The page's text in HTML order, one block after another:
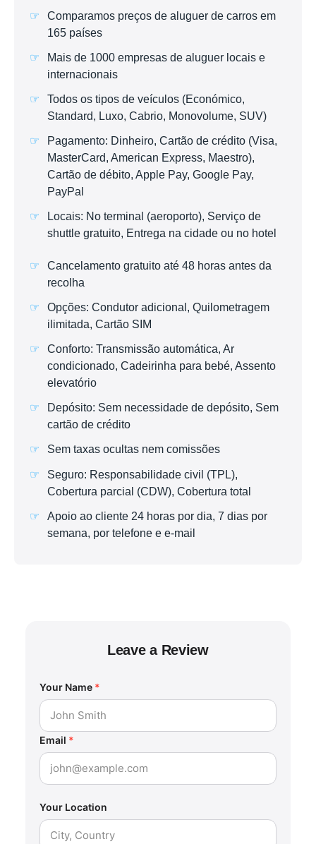
Comparamos preços de aluguer de carros em
165 países
Mais de 1000 empresas de aluguer locais e
internacionais
Todos os tipos de veículos (Económico,
Standard, Luxo, Cabrio, Monovolume, SUV)
Pagamento: Dinheiro, Cartão de crédito (Visa,
MasterCard, American Express, Maestro),
Cartão de débito, Apple Pay, Google Pay,
PayPal
Locais: No terminal (aeroporto), Serviço de
shuttle gratuito, Entrega na cidade ou no hotel
Cancelamento gratuito até 48 horas antes da
recolha
Opções: Condutor adicional, Quilometragem
ilimitada, Cartão SIM
Conforto: Transmissão automática, Ar
condicionado, Cadeirinha para bebé, Assento
elevatório
Depósito: Sem necessidade de depósito, Sem
cartão de crédito
Sem taxas ocultas nem comissões
Seguro: Responsabilidade civil (TPL),
Cobertura parcial (CDW), Cobertura total
Apoio ao cliente 24 horas por dia, 7 dias por
semana, por telefone e e-mail
Leave a Review
Your Name *
Email *
Your Location